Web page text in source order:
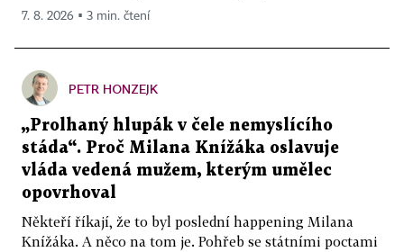
7. 8. 2026 ▪ 3 min. čtení
PETR HONZEJK
„Prolhaný hlupák v čele nemyslícího
stáda“. Proč Milana Knížáka oslavuje
vláda vedená mužem, kterým umělec
opovrhoval
Někteří říkají, že to byl poslední happening Milana
Knížáka. A něco na tom je. Pohřeb se státními poctami